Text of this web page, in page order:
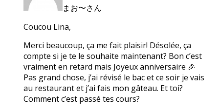
まお〜さん
Coucou Lina,
Merci beaucoup, ça me fait plaisir! Désolée, ça
compte si je te le souhaite maintenant? Bon c’est
vraiment en retard mais Joyeux anniversaire 🎉
Pas grand chose, j’ai révisé le bac et ce soir je vais
au restaurant et j’ai fais mon gâteau. Et toi?
Comment c’est passé tes cours?